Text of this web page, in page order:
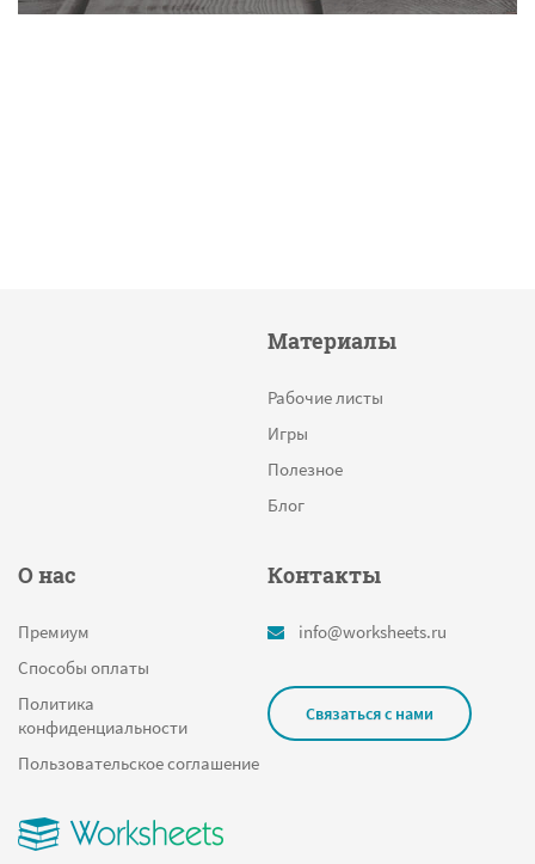
Материалы
Рабочие листы
Игры
Полезное
Блог
О нас
Премиум
Способы оплаты
Политика
конфиденциальности
Пользовательское соглашение
Контакты
info@worksheets.ru
Связаться с нами